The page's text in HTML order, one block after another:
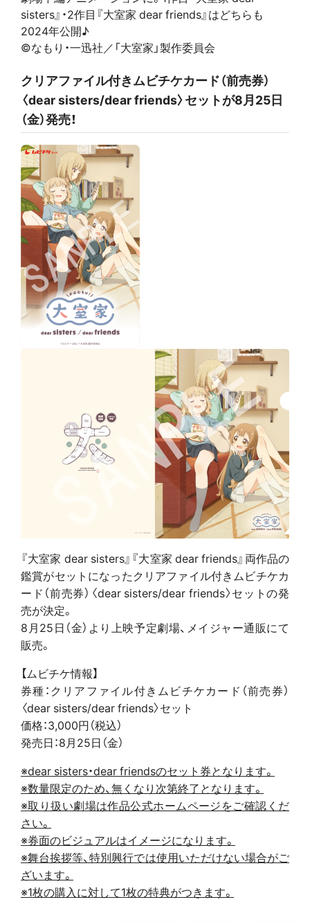
sisters』・2作目『大室家 dear friends』はどちらも
2024年公開♪
©なもり・一迅社／「大室家」製作委員会
クリアファイル付きムビチケカード（前売券）
〈dear sisters/dear friends〉セットが8月25日
（金）発売！
『大室家 dear sisters』『大室家 dear friends』両作品の
鑑賞がセットになったクリアファイル付きムビチケカ
ード（前売券）〈dear sisters/dear friends〉セットの発
売が決定。
8月25日（金）より上映予定劇場、メイジャー通販にて
販売。
【ムビチケ情報】
券種：クリアファイル付きムビチケカード（前売券）
〈dear sisters/dear friends〉セット
価格：3,000円（税込）
発売日：8月25日（金）
※dear sisters・dear friendsのセット券となります。
※数量限定のため、無くなり次第終了となります。
※取り扱い劇場は作品公式ホームページをご確認くだ
さい。
※券面のビジュアルはイメージになります。
※舞台挨拶等、特別興行では使用いただけない場合がご
ざいます。
※1枚の購入に対して1枚の特典がつきます。